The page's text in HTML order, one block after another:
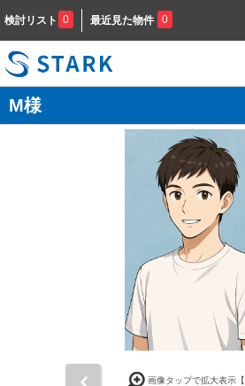
検討リスト 0 最近見た物件 0
M様
画像タップで拡大表示【